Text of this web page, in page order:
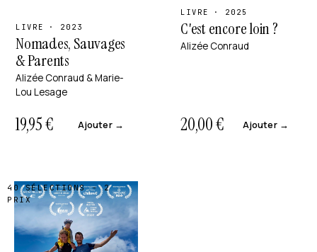
LIVRE · 2023
Nomades, Sauvages
& Parents
Alizée Conraud & Marie-
Lou Lesage
19,95€ Ajouter →
LIVRE · 2025
C'est encore loin ?
Alizée Conraud
20,00€ Ajouter →
40 SÉLECTIONS - 2
PRIX